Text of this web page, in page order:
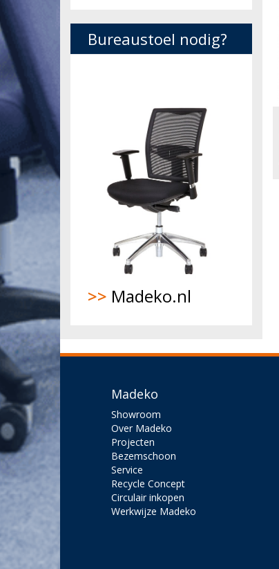
Bureaustoel nodig?
>> Madeko.nl
Madeko
Showroom
Over Madeko
Projecten
Bezemschoon
Service
Recycle Concept
Circulair inkopen
Werkwijze Madeko